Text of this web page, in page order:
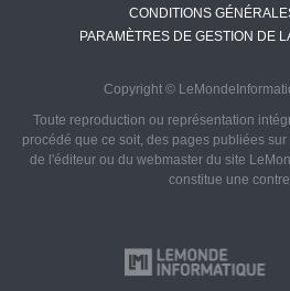
CONDITIONS
PARAMÈTRES DE GESTION DE
Copyright ©
Toute reproduction ou représentation
procédé que ce soit, des pages publiées
de l'éditeur ou du webmaster du site
constitue une